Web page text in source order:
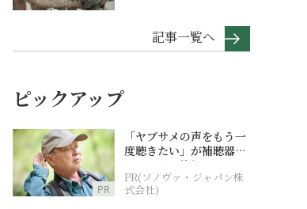
記事一覧へ
ピックアップ
PR
「ヤブサメの声をもう一
度聴きたい」が補聴器チ
ャレンジの後押しに
PR(ソノヴァ・ジャパン株
式会社)